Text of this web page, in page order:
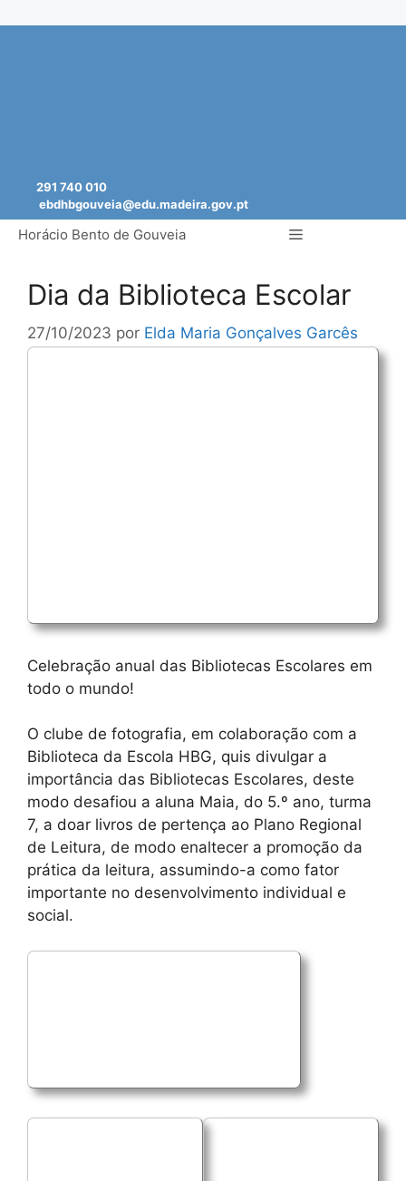
291 740 010
ebdhbgouveia@edu.madeira.gov.pt
Horácio Bento de Gouveia Menu
Dia da Biblioteca Escolar
27/10/2023 por Elda Maria Gonçalves Garcês
Celebração anual das Bibliotecas Escolares em
todo o mundo!
O clube de fotografia, em colaboração com a
Biblioteca da Escola HBG, quis divulgar a
importância das Bibliotecas Escolares, deste
modo desafiou a aluna Maia, do 5.º ano, turma
7, a doar livros de pertença ao Plano Regional
de Leitura, de modo enaltecer a promoção da
prática da leitura, assumindo-a como fator
importante no desenvolvimento individual e
social.